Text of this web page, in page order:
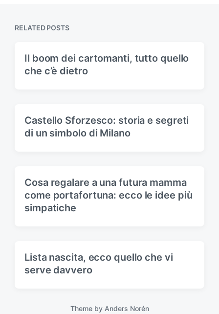
o
:
s
RELATED POSTS
Il boom dei cartomanti, tutto quello
che c’è dietro
Castello Sforzesco: storia e segreti
di un simbolo di Milano
Cosa regalare a una futura mamma
come portafortuna: ecco le idee più
simpatiche
Lista nascita, ecco quello che vi
serve davvero
Theme by Anders Norén